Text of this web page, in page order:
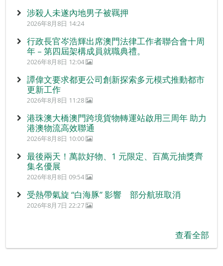
涉殺人未遂內地男子被羈押
2026年8月8日 14:24
行政長官岑浩輝出席澳門法律工作者聯合會十周
年 – 第四屆架構成員就職典禮。
2026年8月8日 12:04
譚偉文要求都更公司創新探索多元模式推動都市
更新工作
2026年8月8日 11:28
港珠澳大橋澳門跨境貨物轉運站啟用三周年 助力
港澳物流高效聯通
2026年8月8日 10:00
最後兩天！萬款好物、1 元限定、百萬元抽獎齊
集名優展
2026年8月8日 09:54
受熱帶氣旋 “白海豚” 影響 部分航班取消
2026年8月7日 22:27
查看全部